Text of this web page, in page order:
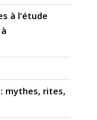
à l’étude
mythes, rites,